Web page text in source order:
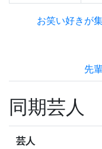
お笑い好きが
先
同期芸人
芸人